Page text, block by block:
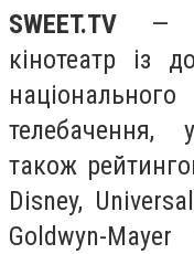
SWEET.TV —
кінотеатр із
телебачення,
також
Disney,
Goldwyn-